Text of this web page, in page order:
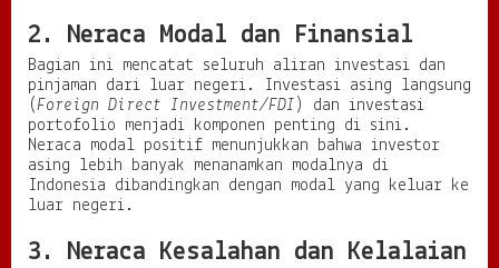
2. Neraca Modal dan Finansial
Bagian ini mencatat seluruh aliran investasi dan
pinjaman dari luar negeri. Investasi asing langsung
(Foreign Direct Investment/FDI ) dan investasi
portofolio menjadi komponen penting di sini.
Neraca modal positif menunjukkan bahwa investor
asing lebih banyak menanamkan modalnya di
Indonesia dibandingkan dengan modal yang keluar ke
luar negeri.
3. Neraca Kesalahan dan Kelalaian